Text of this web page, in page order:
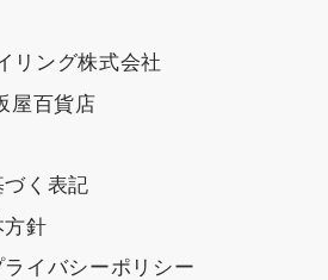
リング株式会社
屋百貨店
く表記
針
イバシーポリシー